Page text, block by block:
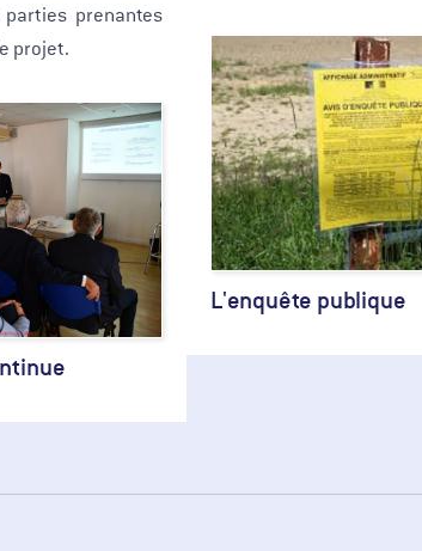
prenantes
projet.
L'enquête publique